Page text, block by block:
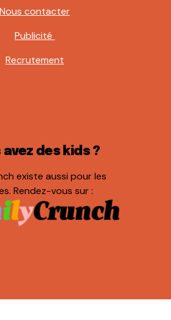
Nous contacter
Publicité
Recrutement
avez des kids ?
existe aussi pour les
Rendez-vous sur :